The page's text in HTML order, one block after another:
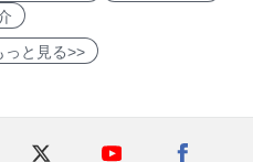
見る>>